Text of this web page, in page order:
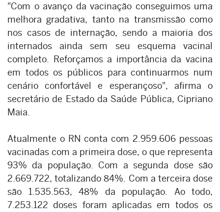
"Com o avanço da vacinação conseguimos uma
melhora gradativa, tanto na transmissão como
nos casos de internação, sendo a maioria dos
internados ainda sem seu esquema vacinal
completo. Reforçamos a importância da vacina
em todos os públicos para continuarmos num
cenário confortável e esperançoso", afirma o
secretário de Estado da Saúde Pública, Cipriano
Maia.
Atualmente o RN conta com 2.959.606 pessoas
vacinadas com a primeira dose, o que representa
93% da população. Com a segunda dose são
2.669.722, totalizando 84%. Com a terceira dose
são 1.535.563, 48% da população. Ao todo,
7.253.122 doses foram aplicadas em todos os